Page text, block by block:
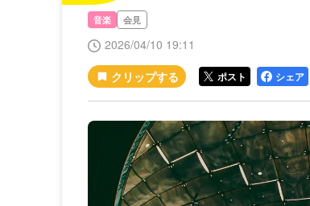
音楽 会見
2026/04/10 19:11
ポスト シェア